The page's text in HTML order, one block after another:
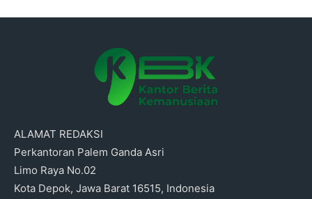
ALAMAT REDAKSI
Perkantoran Palem Ganda Asri
Limo Raya No.02
Kota Depok, Jawa Barat 16515, Indonesia